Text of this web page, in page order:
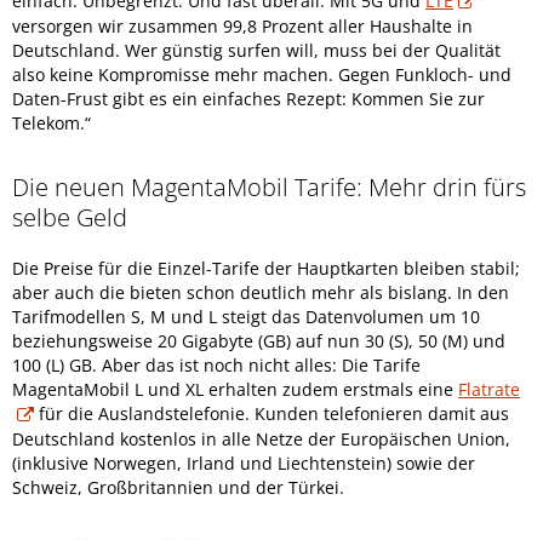
versorgen wir zusammen 99,8 Prozent aller Haushalte in
Deutschland. Wer günstig surfen will, muss bei der Qualität
also keine Kompromisse mehr machen. Gegen Funkloch- und
Daten-Frust gibt es ein einfaches Rezept: Kommen Sie zur
Telekom.“
Die neuen MagentaMobil Tarife: Mehr drin fürs
selbe Geld
Die Preise für die Einzel-Tarife der Hauptkarten bleiben stabil;
aber auch die bieten schon deutlich mehr als bislang. In den
Tarifmodellen S, M und L steigt das Datenvolumen um 10
beziehungsweise 20 Gigabyte (GB) auf nun 30 (S), 50 (M) und
100 (L) GB. Aber das ist noch nicht alles: Die Tarife
MagentaMobil L und XL erhalten zudem erstmals eine Flatrate
für die Auslandstelefonie. Kunden telefonieren damit aus
Deutschland kostenlos in alle Netze der Europäischen Union,
(inklusive Norwegen, Irland und Liechtenstein) sowie der
Schweiz, Großbritannien und der Türkei.